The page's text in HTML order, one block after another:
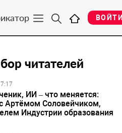
ВОЙТИ
читателей
ИИ – что меняется:
Артёмом Соловейчиком,
Индустрии образования